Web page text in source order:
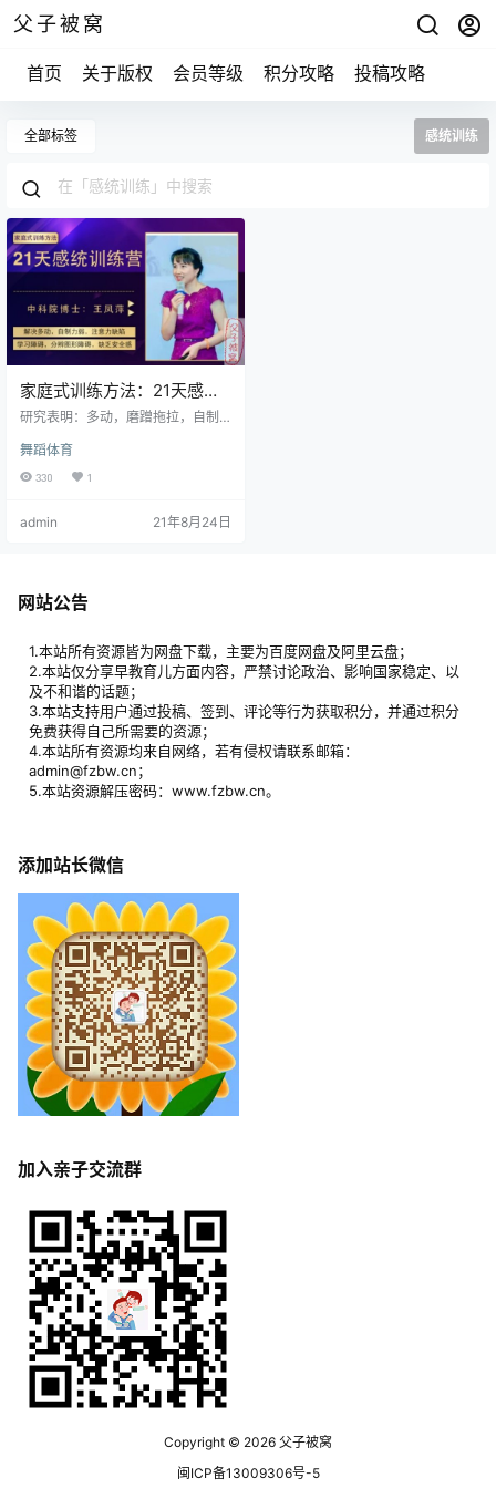
父子被窝
首页 关于版权 会员等级 积分攻略 投稿攻略
全部标签 感统训练
家庭式训练方法：21天感统
训练营 王凤萍
研究表明：多动，磨蹭拖拉，自制
乏安全感，学习障碍个性孤僻、不
合群，孩子充耳不闻，听写、默写
上讲，是感统失调。 人体有五大感
就像雷达一样，任何一项失常，都
会表现为学习、专注力、姿势控
等多方面的…
舞蹈体育
330 1
admin 21年8月24日
网站公告
1.本站所有资源皆为网盘下载，主要为百度网盘及阿里云盘；
2.本站仅分享早教育儿方面内容，严禁讨论政治、影响国家稳定、以
及不和谐的话题；
3.本站支持用户通过投稿、签到、评论等行为获取积分，并通过积分
免费获得自己所需要的资源；
4.本站所有资源均来自网络，若有侵权请联系邮箱：
admin@fzbw.cn；
5.本站资源解压密码：www.fzbw.cn。
添加站长微信
加入亲子交流群
Copyright © 2026 父子被窝
闽ICP备13009306号-5